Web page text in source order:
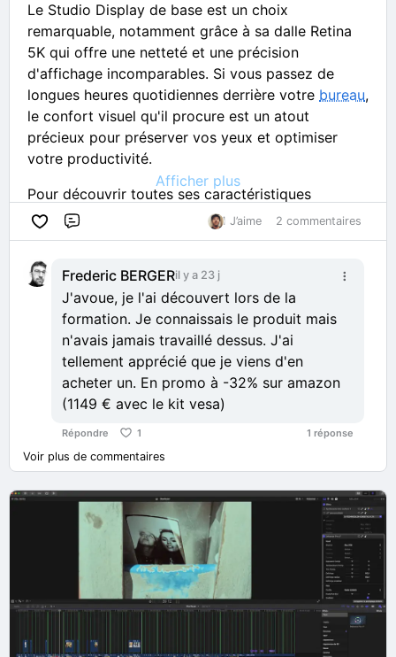
Le Studio Display de base est un choix
remarquable, notamment grâce à sa dalle Retina
5K qui offre une netteté et une précision
d'affichage incomparables. Si vous passez de
longues heures quotidiennes derrière votre bureau,
le confort visuel qu'il procure est un atout
précieux pour préserver vos yeux et optimiser
votre productivité.
Pour découvrir toutes ses caractéristiques
techniques et comprendre pourquoi nous le
recommandons sans hésiter (c'est l'écran présent
sur chaque poste de travail dans la salle de
formation de YouStudio), retrouvez sa fiche
descriptive détaillée directement dans notre cours
gratuit.
Retrouvez la fiche complète dans le cours
GRATUIT "Équipez-vous en informatique"
Afficher plus
1 J’aime 2 commentaires
Frederic BERGERil y a 23 j
J'avoue, je l'ai découvert lors de la
formation. Je connaissais le produit mais
n'avais jamais travaillé dessus. J'ai
tellement apprécié que je viens d'en
acheter un. En promo à -32% sur amazon
(1149 € avec le kit vesa)
Répondre 1 1 réponse
Voir plus de commentaires